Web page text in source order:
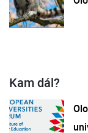
Kam dál?